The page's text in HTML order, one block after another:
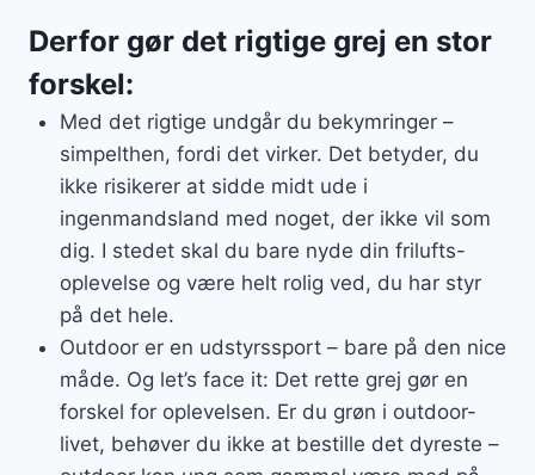
Derfor gør det rigtige grej en stor
forskel:
Med det rigtige undgår du bekymringer –
simpelthen, fordi det virker. Det betyder, du
ikke risikerer at sidde midt ude i
ingenmandsland med noget, der ikke vil som
dig. I stedet skal du bare nyde din frilufts-
oplevelse og være helt rolig ved, du har styr
på det hele.
Outdoor er en udstyrssport – bare på den nice
måde. Og let’s face it: Det rette grej gør en
forskel for oplevelsen. Er du grøn i outdoor-
livet, behøver du ikke at bestille det dyreste –